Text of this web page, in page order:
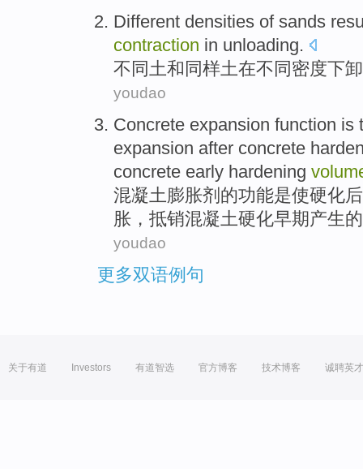
Different densities of sands
contraction in unloading.
不同土和同样土在不同 密度下卸
youdao
Concrete expansion function is
expansion after concrete
concrete early hardening
混凝土 膨胀剂的功能是使硬化后
胀，抵销混凝土硬化早期产生
youdao
更多双语例句
关于有道 Investors 有道智选 官方博客 技术博客 诚聘英才